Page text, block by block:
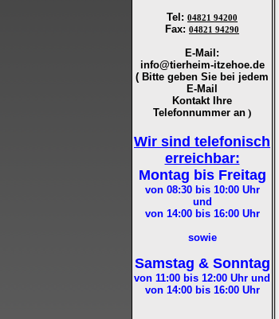
Tel : 04821 94200
Fax: 04821 94290
E-Mail:
info@tierheim-itzehoe.de
( Bitte geben Sie bei jedem
E-Mail
Kontakt Ihre
Telefonnummer an )
Wir sind telefonisch
erreichbar:
Montag bis Freitag
von 08:30 bis 10:00Uhr
und
von 14:00 bis 16:00Uhr
sowie
Samstag & Sonntag
von 11:00 bis 12:00 Uhr und
von 14:00 bis 16:00Uhr